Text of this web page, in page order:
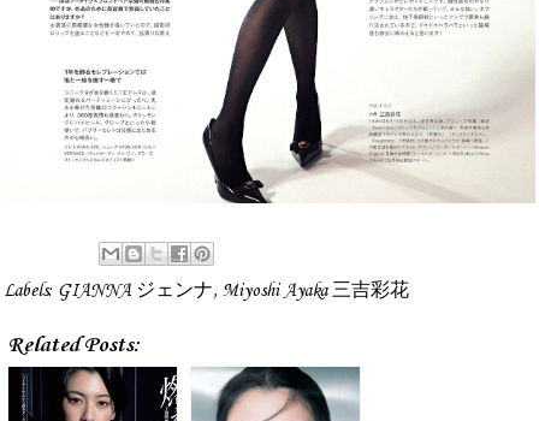
Labels: GIANNA ジェンナ, Miyoshi Ayaka 三吉彩花
Related Posts: